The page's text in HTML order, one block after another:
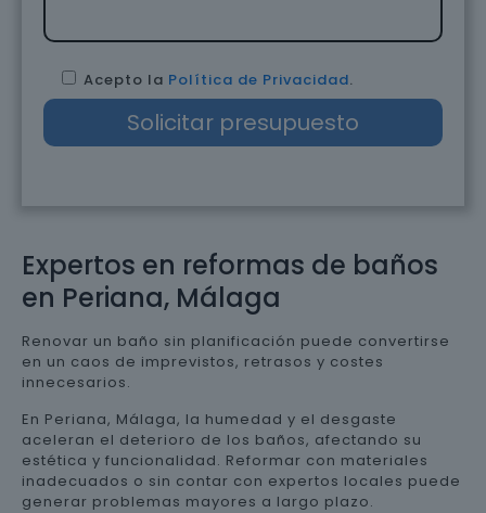
Expertos en reformas de baños
en Periana, Málaga
Renovar un baño sin planificación puede convertirse
en un caos de imprevistos, retrasos y costes
innecesarios.
En Periana, Málaga, la humedad y el desgaste
aceleran el deterioro de los baños, afectando su
estética y funcionalidad. Reformar con materiales
inadecuados o sin contar con expertos locales puede
generar problemas mayores a largo plazo.
Acepto la Política de Privacidad.